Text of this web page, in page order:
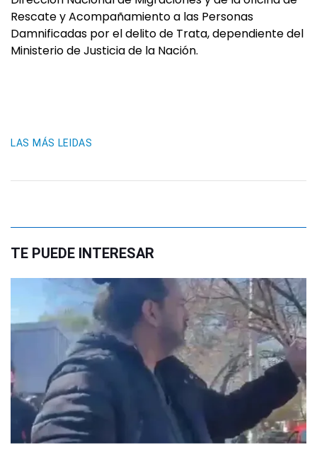
Rescate y Acompañamiento a las Personas
Damnificadas por el delito de Trata, dependiente del
Ministerio de Justicia de la Nación.
LAS MÁS LEIDAS
TE PUEDE INTERESAR